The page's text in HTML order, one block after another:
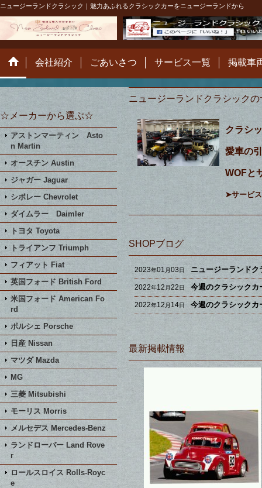
ニュージーランドクラシック｜魅力あふれるクラシックカーをニュージーランドから
会社紹介 ごあいさつ サービス一覧 掲載車
☆メーカーから選ぶ☆
アストンマーティン Asto
n Martin
オースチン Austin
ジャガー Jaguar
シボレー Chevrolet
ダイムラー Daimler
トヨタ Toyota
トライアンフ Triumph
フィアット Fiat
英国フォード British Ford
米国フォード American Fo
rd
ポルシェ Porsche
日産 Nissan
マツダ Mazda
MG
三菱 Mitsubishi
モーリス Morris
メルセデス Mercedes-Benz
ランドローバー Land Rove
r
ロールスロイス Rolls-Royc
e
ニュージーランドクラシック
クラシ
愛車の
WOFと
➤サービ
SHOPブログ
2023年01 月03日 ニュージーランド
2022年12月22日 今週のクラシック
2022年12 月 14日 今週のクラシック
最新掲載情報